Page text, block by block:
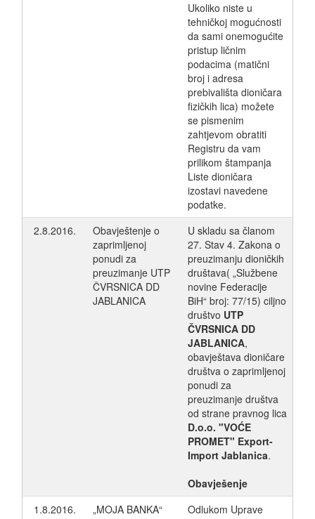
Ukoliko niste u
tehničkoj mogućnosti
da sami onemogućite
pristup ličnim
podacima (matični
broj i adresa
prebivališta dioničara
fizičkih lica) možete
se pismenim
zahtjevom obratiti
Registru da vam
prilikom štampanja
Liste dioničara
izostavi navedene
podatke.
2.8.2016.
Obavještenje o
zaprimljenoj
ponudi za
preuzimanje UTP
ČVRSNICA DD
JABLANICA
U skladu sa članom
27. Stav 4. Zakona o
preuzimanju dioničkih
društava( „Službene
novine Federacije
BiH“ broj: 77/15) ciljno
društvo UTP
ČVRSNICA DD
JABLANICA,
obavještava dioničare
društva o zaprimljenoj
ponudi za
preuzimanje društva
od strane pravnog lica
D.o.o. "VOĆE
PROMET" Export-
Import Jablanica.
Obavješenje
1.8.2016.
„MOJA BANKA“
Odlukom Uprave